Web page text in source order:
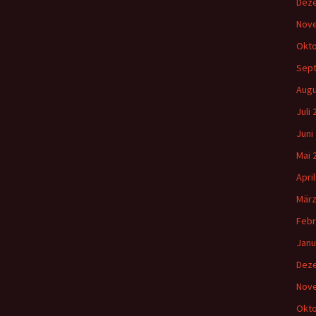
Vermietungen
Wochenblatt
Juli
Juni
Mai